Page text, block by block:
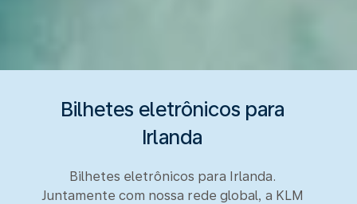
Bilhetes eletrônicos para
Irlanda
Bilhetes eletrônicos para Irlanda.
Juntamente com nossa rede global, a KLM